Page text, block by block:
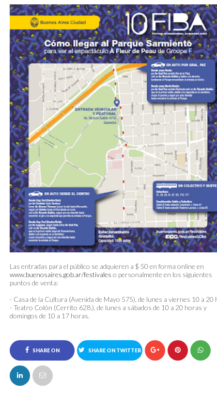
Las entradas para el público se adquieren a $ 50 en forma online en
www.buenosaires.gob.ar/festivales o personalmente en los siguientes
puntos de venta:
- Casa de la Cultura (Avenida de Mayo 575), de lunes a viernes 10 a 20
- Teatro Colón (Cerrito 628.), de lunes a sábados de 10 a 20 horas y
domingos de 10 a 17 horas.
SHARE ON
FACEBOOK
SHARE ON TWITTER